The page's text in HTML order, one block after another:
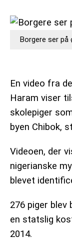
Borgere ser på
En video fra
Haram viser
skolepiger
byen Chibok,
Videoen, der
nigerianske
blevet
276 piger
en statslig
2014.